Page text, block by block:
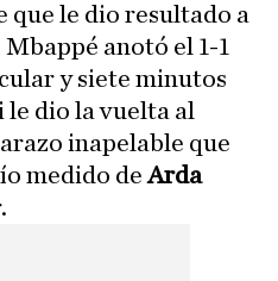
que le dio resultado a
anotó el 1-1
y siete minutos
le dio la vuelta al
inapelable que
medido deArda